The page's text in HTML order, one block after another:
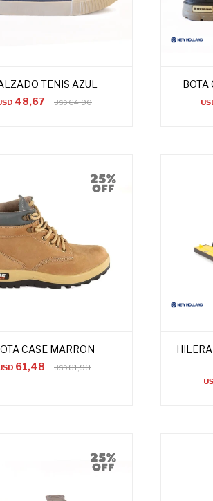
TENIS AZUL
48,67 USD64,90
BOTA
CASE MARRON
61,48 USD81,98